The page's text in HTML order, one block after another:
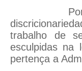
Por esse
trabalho de
esculpidas na
pertença a